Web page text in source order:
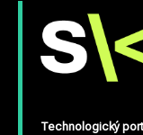
Technologický